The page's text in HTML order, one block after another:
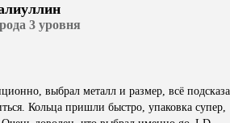
3 уровня
выбрал металл и размер, всё
Кольца пришли быстро, упаковка супер,